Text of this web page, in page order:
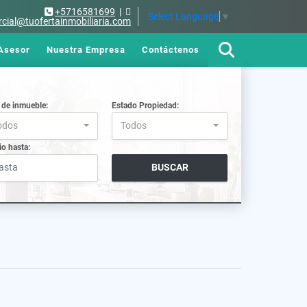
+5716581699 |
Select Language ▼
Nuestra Empresa Contáctenos
inmueble: Estado Propiedad:
Todos
hasta:
BUSCAR